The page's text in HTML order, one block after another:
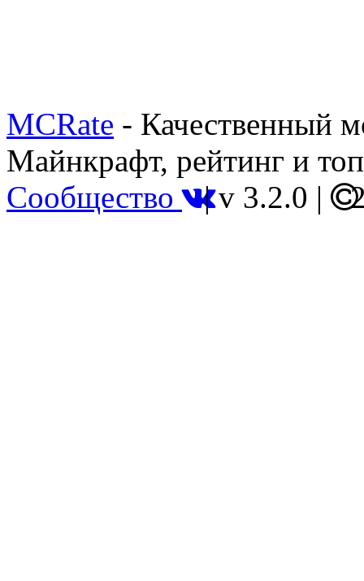
MCRate - Качественный
Майнкрафт, рейтинг и
Сообщество |v 3.2.0 |